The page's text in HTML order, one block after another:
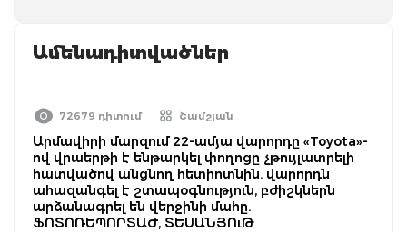
Ամենադիտվածներ
72679 դիտում Շամշյան
Արմավիրի մարզում 22-ամյա վարորդը «Toyota»-
ով վրաերթի է ենթարկել փողոցը չթույլատրելի
հատվածով անցնող հետիոտնին. վարորդն
ահազանգել է շտապօգնություն, բժիշկներն
արձանագրել են վերջինի մահը.
ՖՈՏՈՌԵՊՈՐՏԱԺ, ՏԵՍԱՆՅՈւԹ